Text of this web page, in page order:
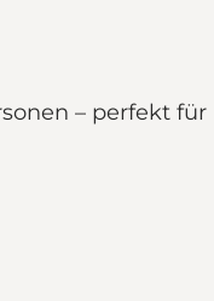
– perfekt für